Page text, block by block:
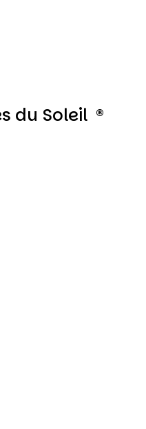
du Soleil ®